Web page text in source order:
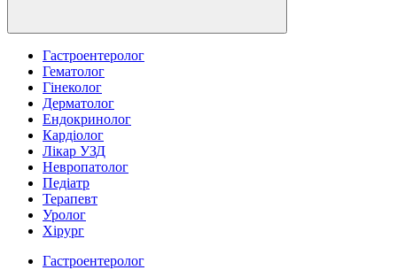
Гастроентеролог
Гематолог
Гінеколог
Дерматолог
Ендокринолог
Кардіолог
Лікар УЗД
Невропатолог
Педіатр
Терапевт
Уролог
Хірург
Гастроентеролог